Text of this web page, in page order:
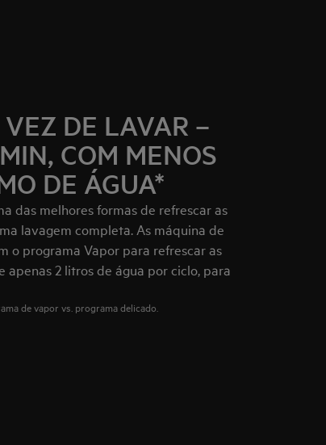
DE LAVAR –
COM MENOS
DE ÁGUA*
das melhores formas de refrescar as
lavagem completa. As máquina de
o programa Vapor para refrescar as
apenas 2 litros de água por ciclo, para
de vapor vs. programa delicado.